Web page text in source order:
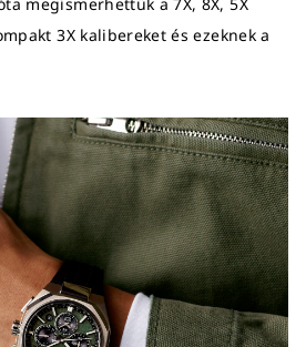
3X kalibereket és ezeknek a